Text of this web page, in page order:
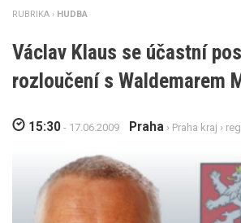
RUBRIKA › HUDBA
Václav Klaus se účastní
rozloučení s Waldemarem
15:30 - 17.06.2009 Praha › Praha kraj ›